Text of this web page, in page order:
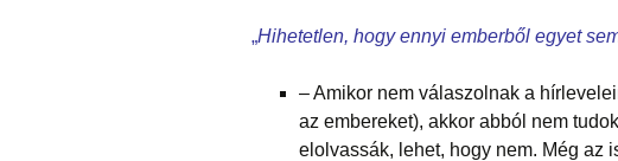
„Hihetetlen, hogy ennyi emberből egyet
– Amikor nem válaszolnak a
az embereket), akkor abból nem
elolvassák, lehet, hogy nem. Még az